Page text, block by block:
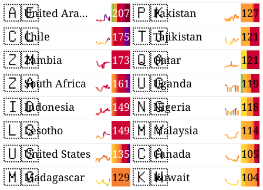
🇦🇪 207
United Arab Emirates
🇨🇱 175
Chile
🇿🇲 173
Zambia
🇿🇦 161
South Africa
🇮🇩 149
Indonesia
🇱🇸 149
Lesotho
🇺🇸 135
United States
🇲🇬 129
Madagascar
🇵🇰 127
Pakistan
🇹🇯 121
Tajikistan
🇶🇦 121
Qatar
🇺🇬 119
Uganda
🇳🇬 118
Nigeria
🇲🇾 114
Malaysia
🇨🇦 105
Canada
🇰🇼 104
Kuwait